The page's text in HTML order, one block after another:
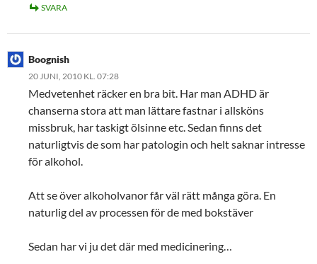
SVARA
Boognish
20 JUNI, 2010 KL. 07:28
Medvetenhet räcker en bra bit. Har man ADHD är
chanserna stora att man lättare fastnar i allsköns
missbruk, har taskigt ölsinne etc. Sedan finns det
naturligtvis de som har patologin och helt saknar intresse
för alkohol.
Att se över alkoholvanor får väl rätt många göra. En
naturlig del av processen för de med bokstäver
Sedan har vi ju det där med medicinering…